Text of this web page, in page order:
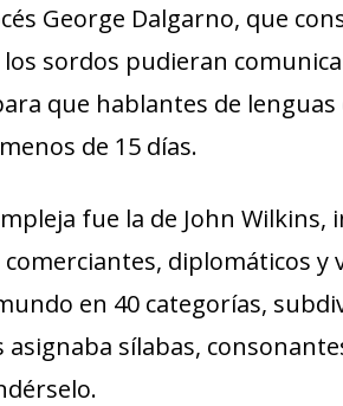
George Dalgarno, que
sordos pudieran
que hablantes de
de 15 días.
fue la de John
diplomáticos
en 40 categorías,
asignaba sílabas,